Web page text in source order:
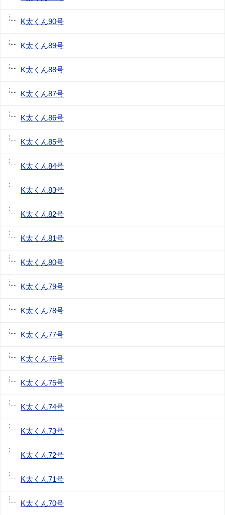
K太くん90号
K太くん89号
K太くん88号
K太くん87号
K太くん86号
K太くん85号
K太くん84号
K太くん83号
K太くん82号
K太くん81号
K太くん80号
K太くん79号
K太くん78号
K太くん77号
K太くん76号
K太くん75号
K太くん74号
K太くん73号
K太くん72号
K太くん71号
K太くん70号